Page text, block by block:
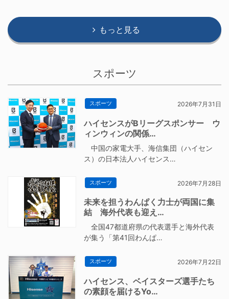
もっと見る
スポーツ
スポーツ 2026年7月31日
ハイセンスがBリーグスポンサー ウ
ィンウィンの関係…
中国の家電大手、海信集団（ハイセン
ス）の日本法人ハイセンス…
スポーツ 2026年7月28日
未来を担うわんぱく力士が両国に集
結 海外代表も迎え…
全国47都道府県の代表選手と海外代表
が集う「第41回わんぱ…
スポーツ 2026年7月22日
ハイセンス、ベイスターズ選手たち
の素顔を届けるYo…